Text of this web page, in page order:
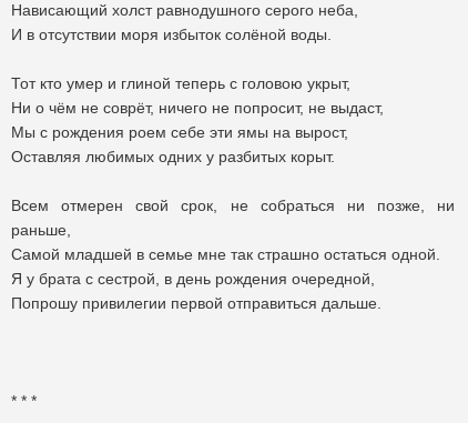
Нависающий холст равнодушного серого неба,
И в отсутствии моря избыток солёной воды.
Тот кто умер и глиной теперь с головою укрыт,
Ни о чём не соврёт, ничего не попросит, не выдаст,
Мы с рождения роем себе эти ямы на вырост,
Оставляя любимых одних у разбитых корыт.
Всем отмерен свой срок, не собраться ни позже, ни
раньше,
Самой младшей в семье мне так страшно остаться одной.
Я у брата с сестрой, в день рождения очередной,
Попрошу привилегии первой отправиться дальше.
* * *